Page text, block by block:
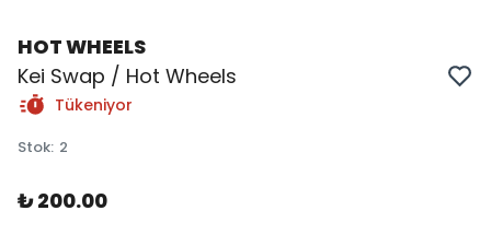
HOT WHEELS
Kei Swap / Hot Wheels
Tükeniyor
Stok: 2
₺ 200.00